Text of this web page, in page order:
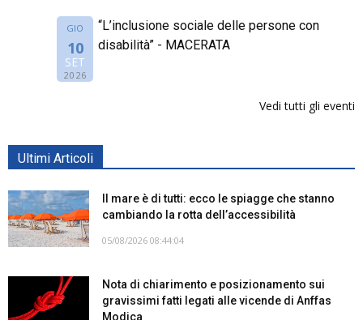
GIO
10
SET
2026
“L’inclusione sociale delle persone con
disabilità” - MACERATA
Vedi tutti gli eventi
Ultimi Articoli
Il mare è di tutti: ecco le spiagge che stanno
cambiando la rotta dell’accessibilità
05/08/2026 08:44:04
Nota di chiarimento e posizionamento sui
gravissimi fatti legati alle vicende di Anffas
Modica